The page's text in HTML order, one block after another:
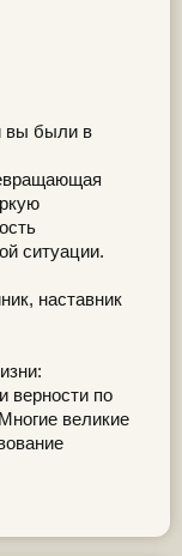
вы были в
ситуации.
наставник
верности по
великие